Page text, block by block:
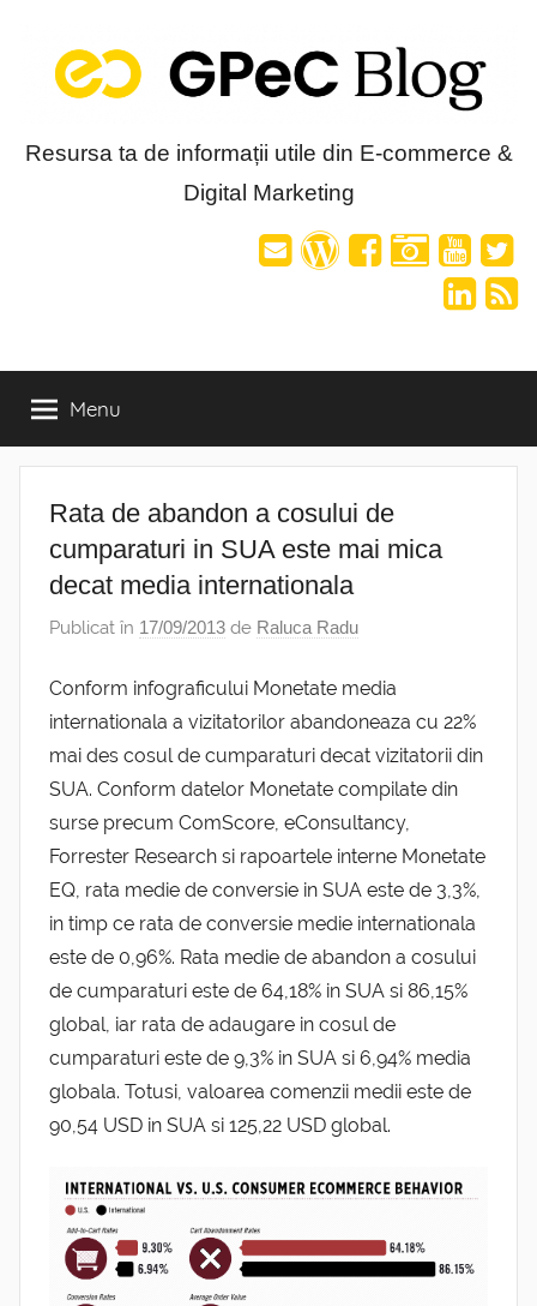
content
Blog-
Resursa ta de informații utile din E-commerce &
Digital Marketing
Menu
Rata de abandon a cosului de
cumparaturi in SUA este mai mica
decat media internationala
Publicat în 17/09/2013 de Raluca Radu
Conform infograficului Monetate media
internationala a vizitatorilor abandoneaza cu 22%
mai des cosul de cumparaturi decat vizitatorii din
SUA. Conform datelor Monetate compilate din
surse precum ComScore, eConsultancy,
Forrester Research si rapoartele interne Monetate
EQ, rata medie de conversie in SUA este de 3,3%,
in timp ce rata de conversie medie internationala
este de 0,96%. Rata medie de abandon a cosului
de cumparaturi este de 64,18% in SUA si 86,15%
global, iar rata de adaugare in cosul de
cumparaturi este de 9,3% in SUA si 6,94% media
globala. Totusi, valoarea comenzii medii este de
90,54 USD in SUA si 125,22 USD global.